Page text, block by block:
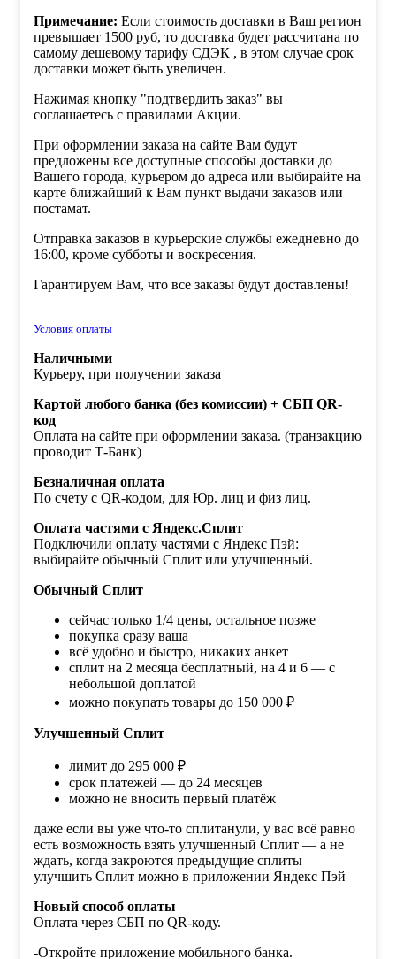
Примечание: Если стоимость доставки в Ваш регион
превышает 1500 руб, то доставка будет рассчитана по
самому дешевому тарифу СДЭК , в этом случае срок
доставки может быть увеличен.
Нажимая кнопку "подтвердить заказ" вы
соглашаетесь с правилами Акции.
При оформлении заказа на сайте Вам будут
предложены все доступные способы доставки до
Вашего города, курьером до адреса или выбирайте на
карте ближайший к Вам пункт выдачи заказов или
постамат.
Отправка заказов в курьерские службы ежедневно до
16:00, кроме субботы и воскресения.
Гарантируем Вам, что все заказы будут доставлены!
Условия оплаты
Наличными
Курьеру, при получении заказа
Картой любого банка (без комиссии) + СБП QR-
код
Оплата на сайте при оформлении заказа. (транзакцию
проводит Т-Банк)
Безналичная оплата
По счету с QR-кодом, для Юр. лиц и физ лиц.
Оплата частями с Яндекс.Сплит
Подключили оплату частями с Яндекс Пэй:
выбирайте обычный Сплит или улучшенный.
Обычный Сплит
сейчас только 1/4 цены, остальное позже
покупка сразу ваша
всё удобно и быстро, никаких анкет
сплит на 2 месяца бесплатный, на 4 и 6 — с
небольшой доплатой
можно покупать товары до 150 000 ₽
Улучшенный Сплит
лимит до 295 000 ₽
срок платежей — до 24 месяцев
можно не вносить первый платёж
даже если вы уже что-то сплитанули, у вас всё равно
есть возможность взять улучшенный Сплит — а не
ждать, когда закроются предыдущие сплиты
улучшить Сплит можно в приложении Яндекс Пэй
Новый способ оплаты
Оплата через СБП по QR-коду.
-Откройте приложение мобильного банка.